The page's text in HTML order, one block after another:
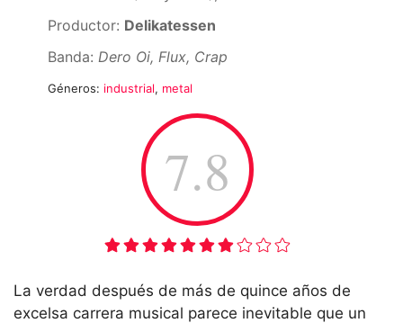
Productor: Delikatessen
Banda: Dero Oi, Flux, Crap
Géneros: industrial, metal
7.8
La verdad después de más de quince años de
excelsa carrera musical parece inevitable que un